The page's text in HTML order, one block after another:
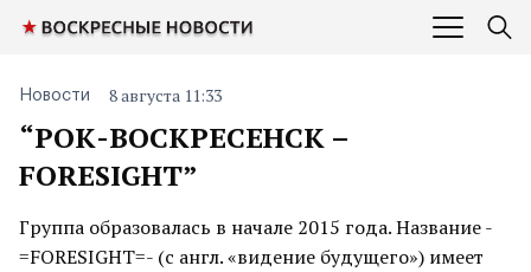
“РОК-ВОСКРЕСЕНСК –
FORESIGHT”
Новости 8 августа 11:33
Группа образовалась в начале 2015 года. Название -
=FORESIGHT=- (с англ. «видение будущего») имеет